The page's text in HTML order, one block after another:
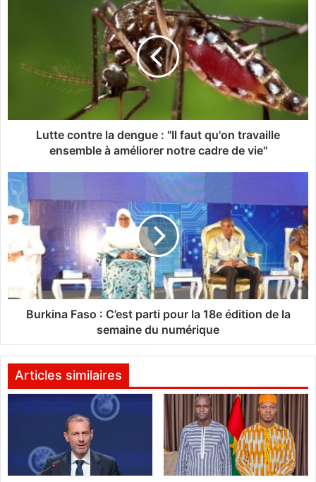
t
a
d
e
n
u
"
a
t
Lutte contre la dengue : "Il faut qu'on travaille
ensemble à améliorer notre cadre de vie"
B
u
r
k
n
F
o
:
’
r
Burkina Faso : C’est parti pour la 18e édition de la
semaine du numérique
Articles similaires